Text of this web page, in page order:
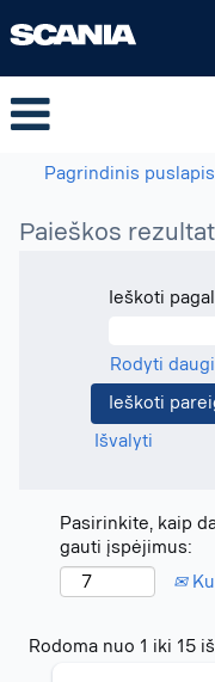
Pagrindinis puslapis
Paieškos
Ieškoti
Rodyti
Išvalyti
Pasirinkite, kaip
gauti įspėjimus:
Rodoma nuo 1 iki 15